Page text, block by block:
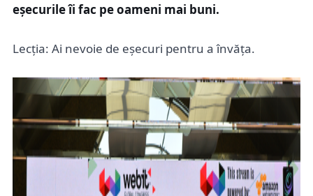
eșecurile îi fac pe oameni mai buni.
Lecția: Ai nevoie de eșecuri pentru a învăța.